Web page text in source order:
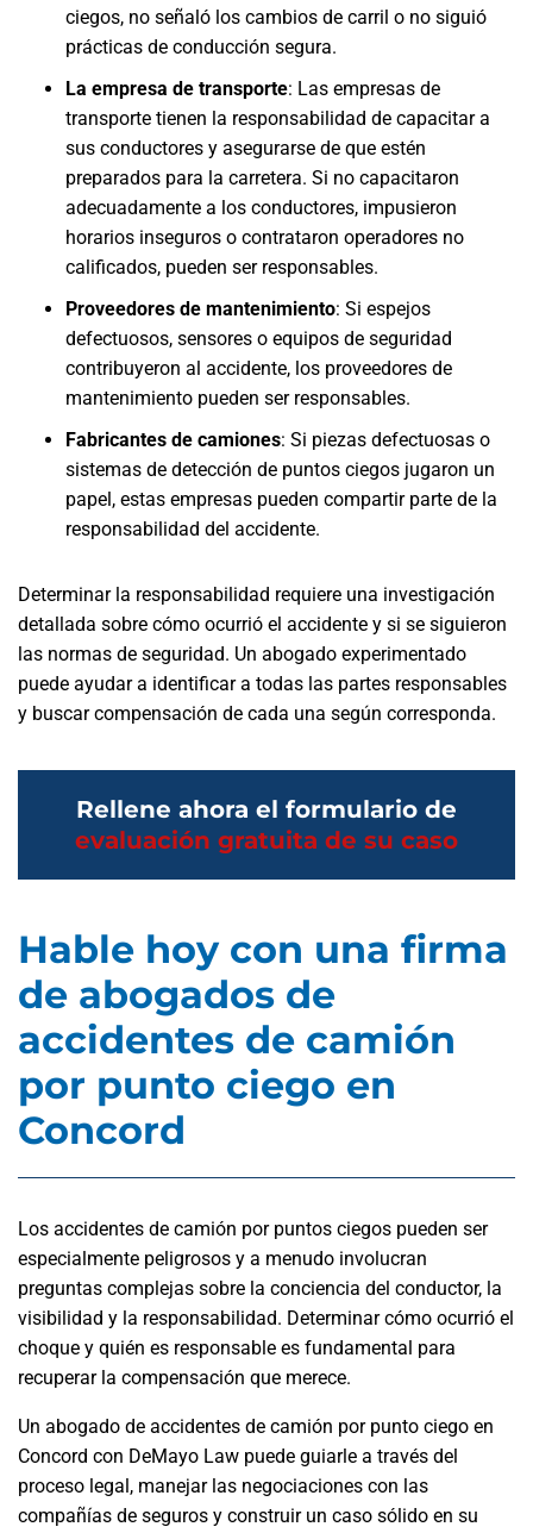
ciegos, no señaló los cambios de carril o no siguió
prácticas de conducción segura.
La empresa de transporte: Las empresas de
transporte tienen la responsabilidad de capacitar a
sus conductores y asegurarse de que estén
preparados para la carretera. Si no capacitaron
adecuadamente a los conductores, impusieron
horarios inseguros o contrataron operadores no
calificados, pueden ser responsables.
Proveedores de mantenimiento: Si espejos
defectuosos, sensores o equipos de seguridad
contribuyeron al accidente, los proveedores de
mantenimiento pueden ser responsables.
Fabricantes de camiones: Si piezas defectuosas o
sistemas de detección de puntos ciegos jugaron un
papel, estas empresas pueden compartir parte de la
responsabilidad del accidente.
Determinar la responsabilidad requiere una investigación
detallada sobre cómo ocurrió el accidente y si se siguieron
las normas de seguridad. Un abogado experimentado
puede ayudar a identificar a todas las partes responsables
y buscar compensación de cada una según corresponda.
Rellene ahora el formulario de
evaluación gratuita de su caso
Hable hoy con una firma
de abogados de
accidentes de camión
por punto ciego en
Concord
Los accidentes de camión por puntos ciegos pueden ser
especialmente peligrosos y a menudo involucran
preguntas complejas sobre la conciencia del conductor, la
visibilidad y la responsabilidad. Determinar cómo ocurrió el
choque y quién es responsable es fundamental para
recuperar la compensación que merece.
Un abogado de accidentes de camión por punto ciego en
Concord con DeMayo Law puede guiarle a través del
proceso legal, manejar las negociaciones con las
compañías de seguros y construir un caso sólido en su